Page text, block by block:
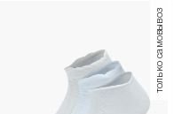
только самовывоз